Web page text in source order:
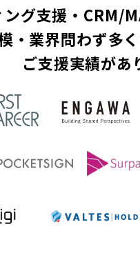
グ支援・CRM/
・業界問わず多
ご支援実績があ